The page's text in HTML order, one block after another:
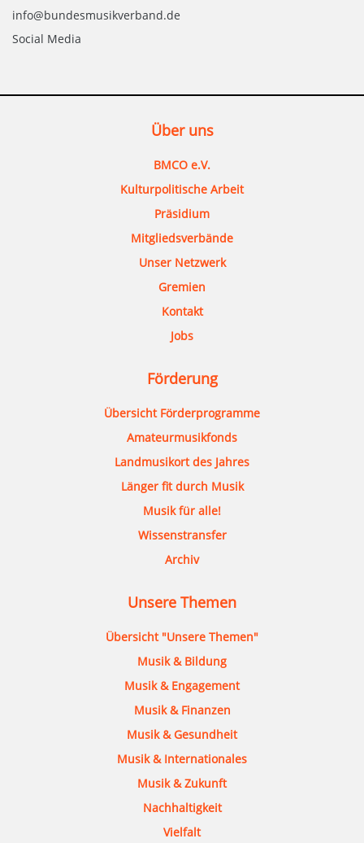
info@bundesmusikverband.de
Social Media
Über uns
BMCO e.V.
Kulturpolitische Arbeit
Präsidium
Mitgliedsverbände
Unser Netzwerk
Gremien
Kontakt
Jobs
Förderung
Übersicht Förderprogramme
Amateurmusikfonds
Landmusikort des Jahres
Länger fit durch Musik
Musik für alle!
Wissenstransfer
Archiv
Unsere Themen
Übersicht "Unsere Themen"
Musik & Bildung
Musik & Engagement
Musik & Finanzen
Musik & Gesundheit
Musik & Internationales
Musik & Zukunft
Nachhaltigkeit
Vielfalt